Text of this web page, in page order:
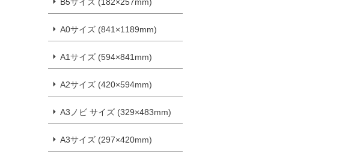
A0サイズ (841×1189mm)
A1サイズ (594×841mm)
A2サイズ (420×594mm)
A3ノビ サイズ (329×483mm)
A3サイズ (297×420mm)